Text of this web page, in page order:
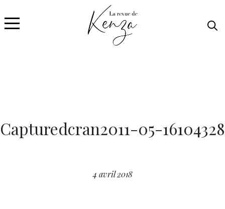
Capturedcran2011-05-16104328
4 avril 2018